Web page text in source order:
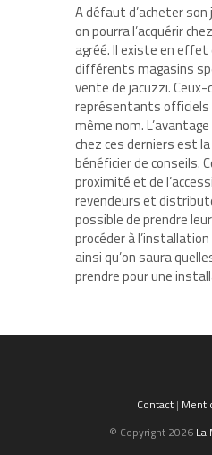
A défaut d’acheter
on pourra l’acquérir
agréé. Il existe en effet
différents magasins
vente de jacuzzi.
représentants officiels
même nom.
chez ces derniers est
bénéficier de conseils.
proximité et de
revendeurs et
possible de prendre
procéder à l’installation
ainsi qu’on saura
prendre pour une
Contact|
© Copyright 2026 La